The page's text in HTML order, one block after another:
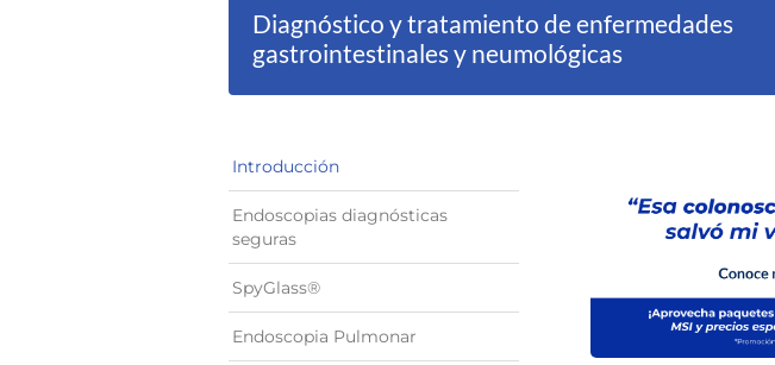
Diagnóstico y tratamiento de enfermedades
gastrointestinales y neumológicas
Introducción
Endoscopias diagnósticas
seguras
SpyGlass®
Endoscopia Pulmonar